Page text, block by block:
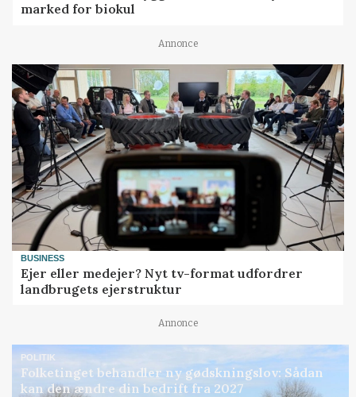
marked for biokul
Annonce
BUSINESS
Ejer eller medejer? Nyt tv-format udfordrer
landbrugets ejerstruktur
Annonce
POLITIK
Folketinget behandler ny gødskningslov: Sådan
kan den ændre din bedrift fra 2027